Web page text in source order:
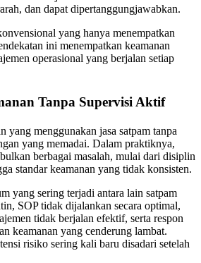
dan dapat dipertanggungjawabkan.
yang hanya menempatkan
ini menempatkan keamanan
operasional yang berjalan setiap
Tanpa Supervisi Aktif
yang menggunakan jasa satpam tanpa
yang memadai. Dalam praktiknya,
berbagai masalah, mulai dari disiplin
standar keamanan yang tidak konsisten.
yang sering terjadi antara lain satpam
SOP tidak dijalankan secara optimal,
tidak berjalan efektif, serta respon
keamanan yang cenderung lambat.
risiko sering kali baru disadari setelah